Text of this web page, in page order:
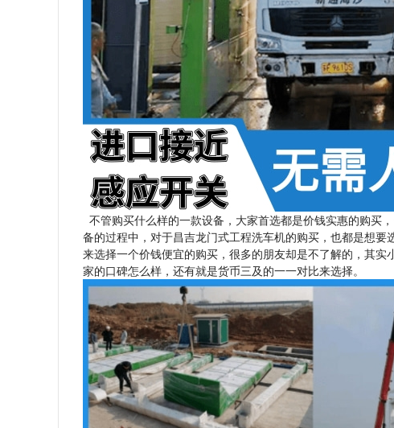
不管购买什么样的一款设备，大家首选都是价钱实惠的购买
备的过程中，对于昌吉龙门式工程洗车机的购买，也都是想
来选择一个价钱便宜的购买，很多的朋友却是不了解的，其
家的口碑怎么样，还有就是货币三及的一一对比来选择。